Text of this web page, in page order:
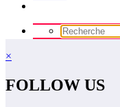
×
FOLLOW US